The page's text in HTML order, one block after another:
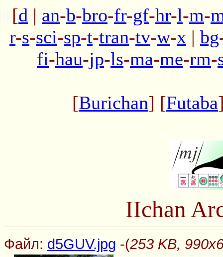
[d | an-b-bro-fr-gf-hr-l-m-
r-s-sci-sp-t-tran-tv-w-x | bg
fi-hau-jp-ls-ma-me-rm-
[Burichan] [Futaba
IIchan
Файл: d5GUV.jpg -(253 KB,